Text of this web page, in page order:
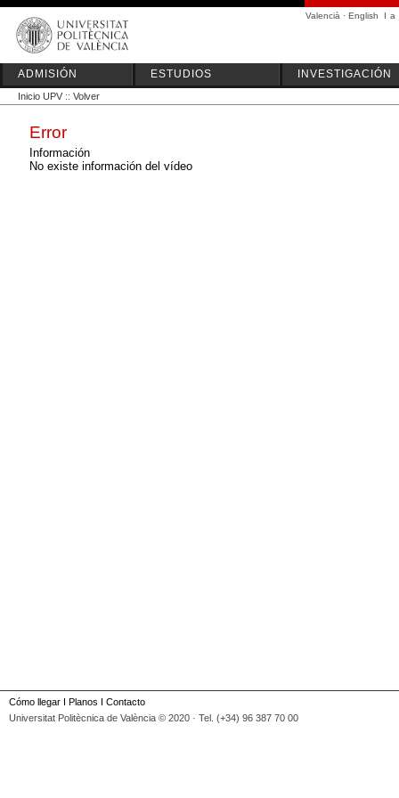
Valencià · English I a
ADMISIÓN ESTUDIOS INVESTIGACIÓN
Inicio UPV :: Volver
Error
Información
No existe información del vídeo
Cómo llegar I Planos I Contacto
Universitat Politècnica de València © 2020 · Tel. (+34) 96 387 70 00